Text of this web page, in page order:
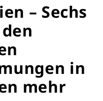
– Sechs
in
mehr